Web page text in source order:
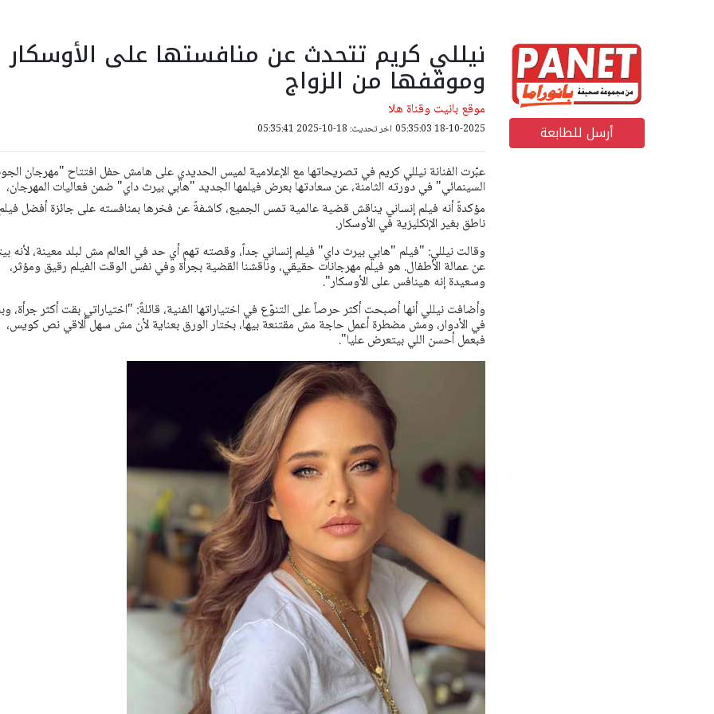
أرسل للطابعة
نيللي كريم تتحدث عن منافستها على الأوسكار
وموقفها من الزواج
موقع بانيت وقناة هلا
18-10-2025 05:35:03 اخر تحديث: 18-10-2025 05:35:41
عبّرت الفنانة نيللي كريم في تصريحاتها مع الإعلامية لميس الحديدي على هامش حفل افتتاح "مهرجان
السينمائي" في دورته الثامنة، عن سعادتها بعرض فيلمها الجديد "هابي بيرث داي" ضمن فعاليات المهرجان،
مؤكدةً أنه فيلم إنساني يناقش قضية عالمية تمس الجميع، كاشفةً عن فخرها بمنافسته على جائزة أفضل فيلم
ناطق بغير الإنكليزية في الأوسكار.
وقالت نيللي: "فيلم "هابي بيرث داي" فيلم إنساني جداً، وقصته تهم أي حد في العالم مش لبلد معينة، لأنه
عن عمالة الأطفال. هو فيلم مهرجانات حقيقي، وناقشنا القضية بجرأة وفي نفس الوقت الفيلم رقيق ومؤثر،
وسعيدة إنه هينافس على الأوسكار".
وأضافت نيللي أنها أصبحت أكثر حرصاً على التنوّع في اختياراتها الفنية، قائلةً: "اختياراتي بقت أكثر جرأة،
في الأدوار، ومش مضطرة أعمل حاجة مش مقتنعة بيها، بختار الورق بعناية لأن مش سهل ألاقي نص كويس،
فبعمل أحسن اللي بيتعرض عليا".